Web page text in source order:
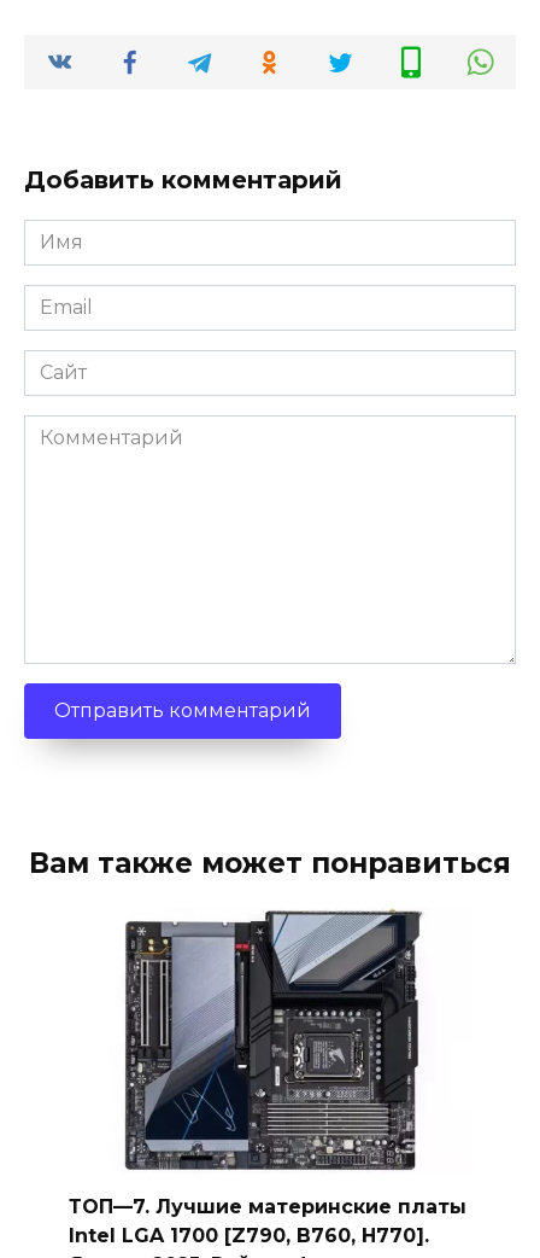
Добавить комментарий
Имя
Email
Сайт
Комментарий
Вам также может понравиться
ТОП—7. Лучшие материнские платы
Intel LGA 1700 [Z790, B760, H770].